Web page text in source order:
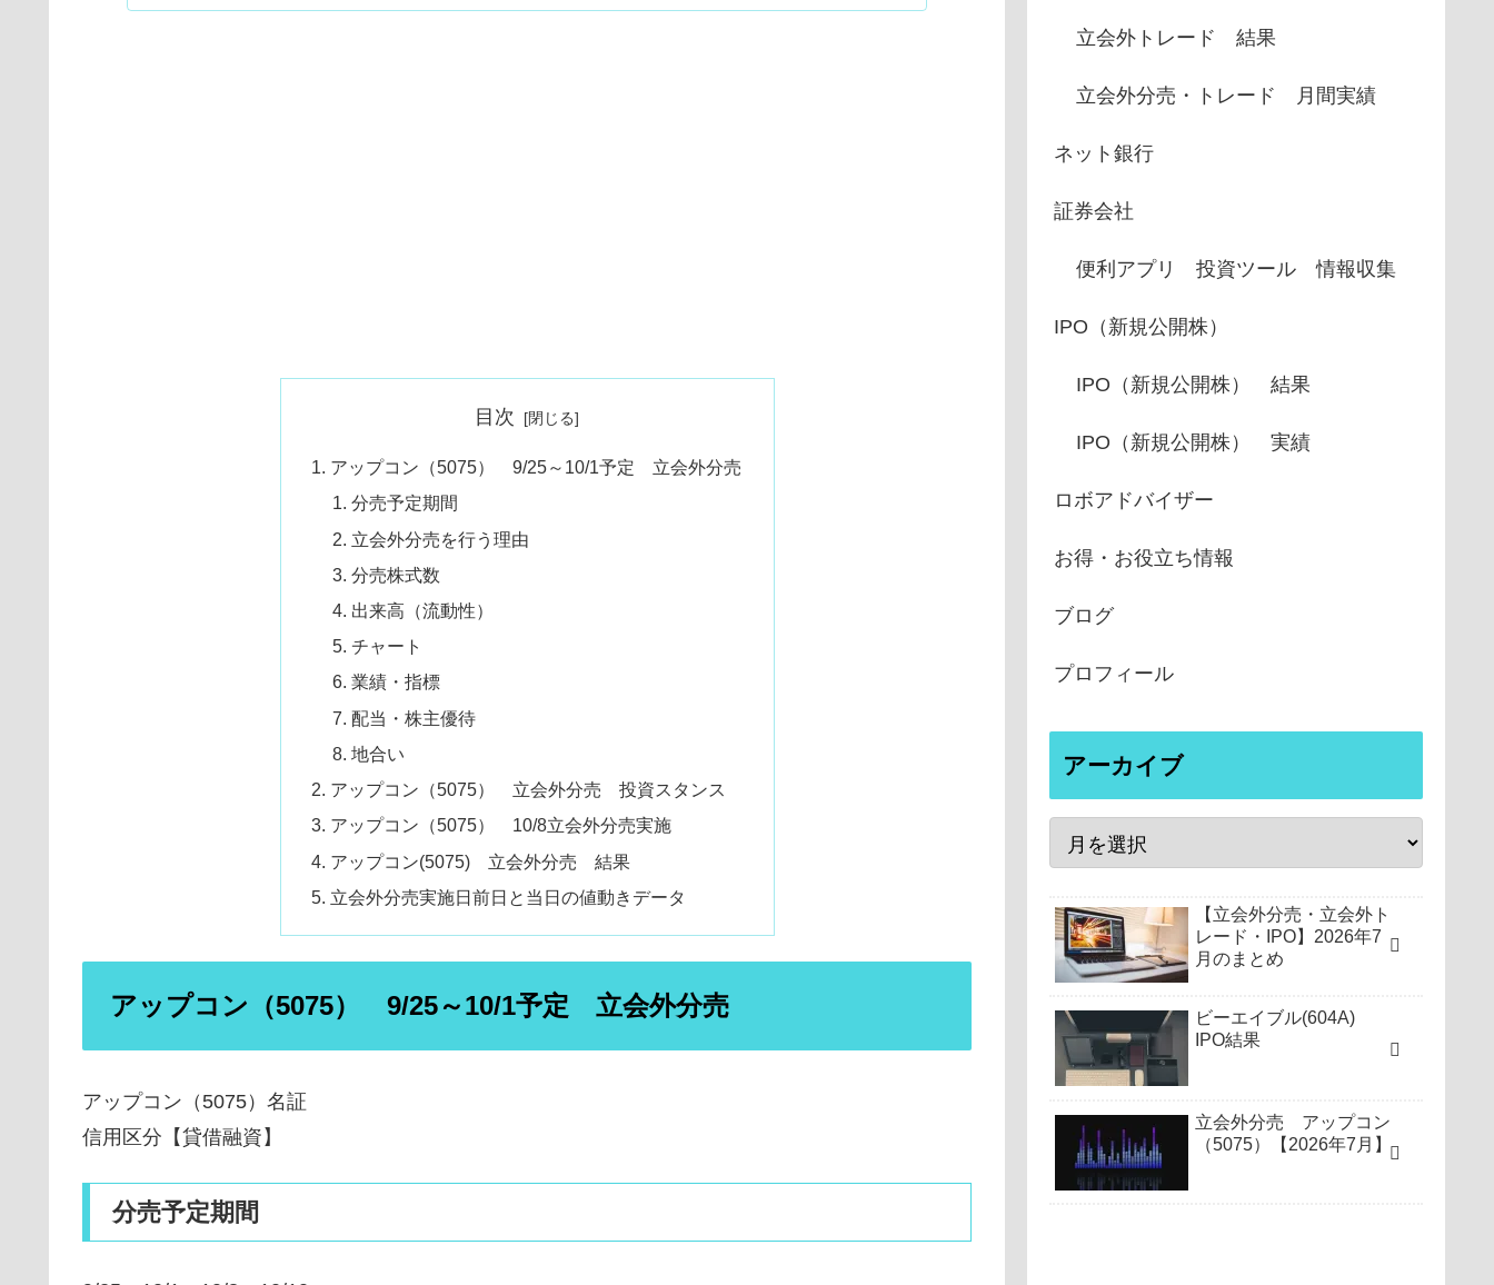
目次
アップコン（5075） 9/25～10/1予定 立会外分売
分売予定期間
立会外分売を行う理由
分売株式数
出来高（流動性）
チャート
業績・指標
配当・株主優待
地合い
アップコン（5075） 立会外分売 投資スタンス
アップコン（5075） 10/8立会外分売実施
アップコン(5075) 立会外分売 結果
立会外分売実施日前日と当日の値動きデータ
アップコン（5075） 9/25～10/1予定 立会外分売
アップコン（5075）名証
信用区分【貸借融資】
分売予定期間
立会外トレード 結果
立会外分売・トレード 月間実績
ネット銀行
証券会社
便利アプリ 投資ツール 情報収集
IPO（新規公開株）
IPO（新規公開株） 結果
IPO（新規公開株） 実績
ロボアドバイザー
お得・お役立ち情報
ブログ
プロフィール
アーカイブ
【立会外分売・立会外ト
レード・IPO】2026年7
月のまとめ
ビーエイブル(604A)
IPO結果
立会外分売 アップコン
（5075）【2026年7月】